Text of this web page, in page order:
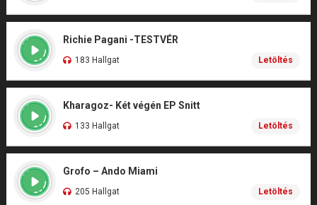
Richie Pagani -TESTVÉR
183 Hallgat Letöltés
Kharagoz- Két végén EP Snitt
133 Hallgat Letöltés
Grofo – Ando Miami
205 Hallgat Letöltés